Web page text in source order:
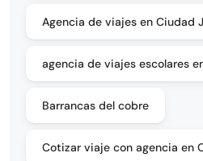
Agencia de viajes en Ciudad
agencia de viajes escolares
Barrancas del cobre
Cotizar viaje con agencia en